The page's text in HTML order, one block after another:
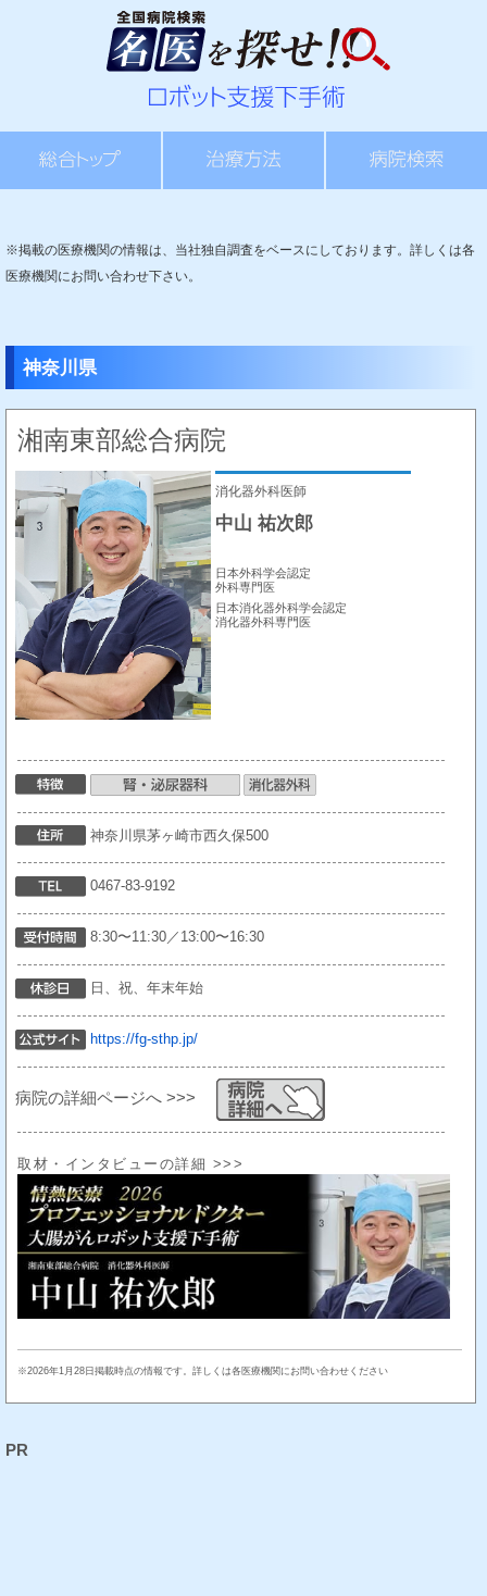
※掲載の医療機関の情報は、当社独自調査をベースにしております。詳しくは各
医療機関にお問い合わせ下さい。
神奈川県
湘南東部総合病院
消化器外科医師
中山 祐次郎
日本外科学会認定
外科専門医
日本消化器外科学会認定
消化器外科専門医
神奈川県茅ヶ崎市西久保500
0467-83-9192
8:30〜11:30／13:00〜16:30
日、祝、年末年始
https://fg-sthp.jp/
病院の詳細ページへ >>>
取材・インタビューの詳細 >>>
※2026年1月28日掲載時点の情報です。詳しくは各医療機関にお問い合わせください
PR